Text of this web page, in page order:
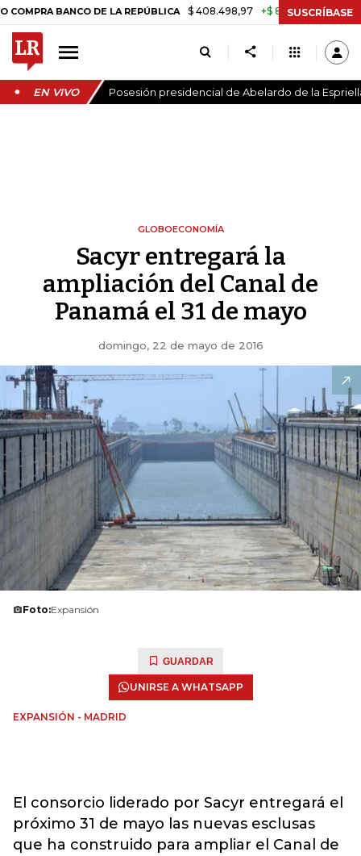
BANCO DE LA REPÚBLICA $ 408.498,97 +$ 8.753,81 +2,19% TASA
SUSCRÍBASE
EN VIVO Posesión presidencial de Abelardo de la
GLOBOECONOMÍA
Sacyr entregará la
ampliación del Canal de
Panamá el 31 de mayo
domingo, 22 de mayo de 2016
Foto:Expansión
GUARDAR
UNIRSE A WHATSAPP
EXPANSIÓN - MADRID
El consorcio liderado por Sacyr entregará el
próximo 31 de mayo las nuevas esclusas
que ha construido para ampliar el Canal de